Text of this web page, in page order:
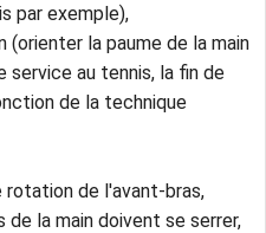
par exemple),
la paume de la main
service au tennis, la fin de
de la technique
de l'avant-bras,
la main doivent se serrer,